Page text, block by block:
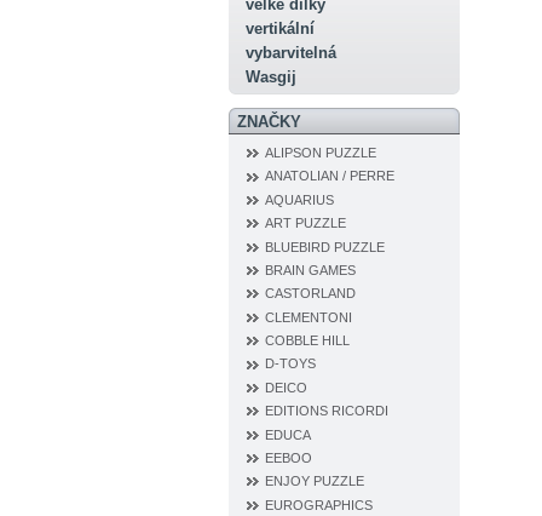
velké dílky
vertikální
vybarvitelná
Wasgij
ZNAČKY
ALIPSON PUZZLE
ANATOLIAN / PERRE
AQUARIUS
ART PUZZLE
BLUEBIRD PUZZLE
BRAIN GAMES
CASTORLAND
CLEMENTONI
COBBLE HILL
D‐TOYS
DEICO
EDITIONS RICORDI
EDUCA
EEBOO
ENJOY PUZZLE
EUROGRAPHICS